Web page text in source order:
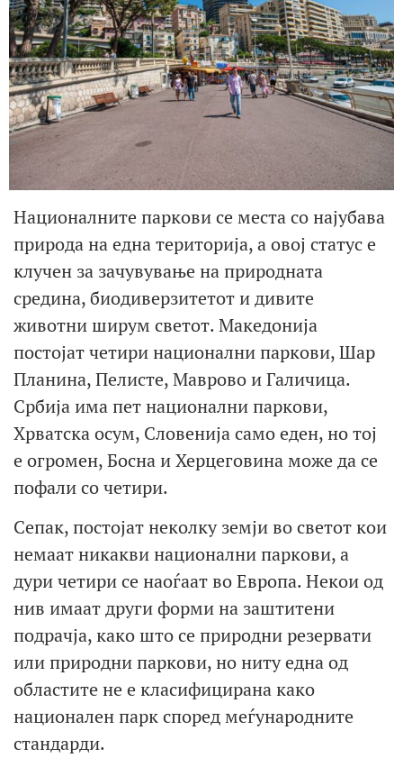
Националните паркови се места со најубава
природа на една територија, а овој статус е
клучен за зачувување на природната
средина, биодиверзитетот и дивите
животни ширум светот. Македонија
постојат четири национални паркови, Шар
Планина, Пелисте, Маврово и Галичица.
Србија има пет национални паркови,
Хрватска осум, Словенија само еден, но тој
е огромен, Босна и Херцеговина може да се
пофали со четири.
Сепак, постојат неколку земји во светот кои
немаат никакви национални паркови, а
дури четири се наоѓаат во Европа. Некои од
нив имаат други форми на заштитени
подрачја, како што се природни резервати
или природни паркови, но ниту една од
областите не е класифицирана како
национален парк според меѓународните
стандарди.